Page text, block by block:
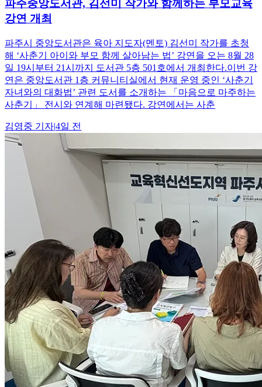
파주중앙도서관, 김선미 작가와 함께하는 부모교육
강연 개최
파주시 중앙도서관은 육아 지도자(멘토) 김선미 작가를 초청
해 ‘사춘기 아이와 부모 함께 살아남는 법’ 강연을 오는 8월 28
일 19시부터 21시까지 도서관 5층 501호에서 개최한다.이번 강
연은 중앙도서관 1층 커뮤니티실에서 현재 운영 중인 ‘사춘기
자녀와의 대화법’ 관련 도서를 소개하는 「마음으로 마주하는
사춘기」 전시와 연계해 마련됐다. 강연에서는 사춘
김영중 기자|4일 전